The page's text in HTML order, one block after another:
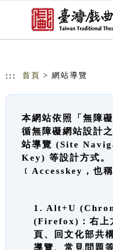
跳到主要內容
網站導覽
::: 首頁 > 網站導覽
本網站依照「無障
循無障礙網站設計
站導覽 (Site
Key) 等設計方式。
﹝Accesskey，也
1. Alt+U
(Firefox)：右上
頁、回文化部共
導覽、常見問題等